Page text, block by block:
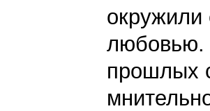
окружили
любовью.
прошлых